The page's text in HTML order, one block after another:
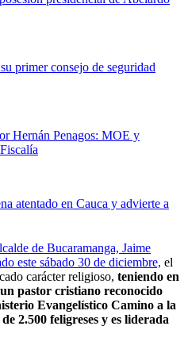
primer consejo de seguridad
Hernán Penagos: MOE y
atentado en Cauca y advierte a
de Bucaramanga, Jaime
este sábado 30 de diciembre, el
carácter religioso, teniendo en
pastor cristiano reconocido
Evangelístico Camino a la
2.500 feligreses y es liderada